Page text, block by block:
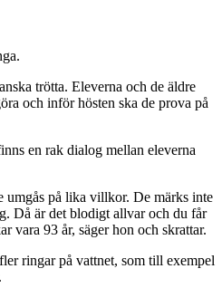
trötta. Eleverna och de äldre
och inför hösten ska de prova på
en rak dialog mellan eleverna
umgås på lika villkor. De märks inte
Då är det blodigt allvar och du får
vara 93 år, säger hon och skrattar.
ringar på vattnet, som till exempel